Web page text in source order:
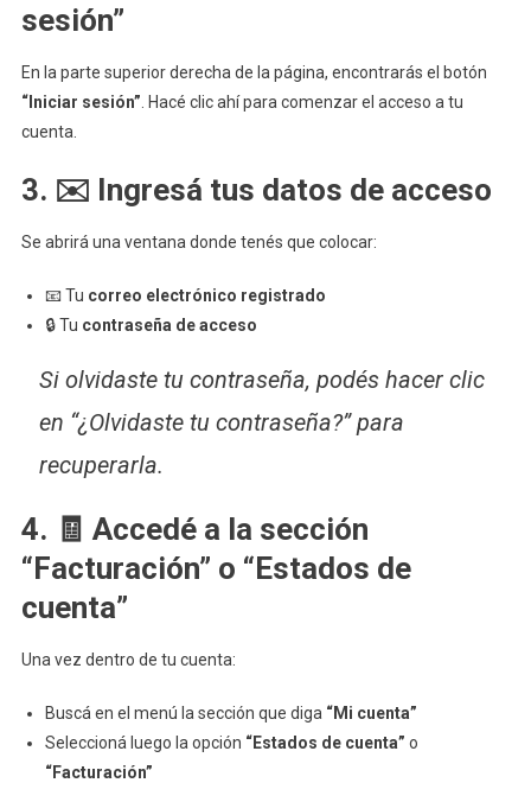
sesión”
En la parte superior derecha de la página, encontrarás el botón
“Iniciar sesión” . Hacé clic ahí para comenzar el acceso a tu
cuenta.
3. ✉️ Ingresá tus datos de acceso
Se abrirá una ventana donde tenés que colocar:
📧 Tu correo electrónico registrado
🔒 Tu contraseña de acceso
Si olvidaste tu contraseña, podés hacer clic
en “¿Olvidaste tu contraseña?” para
recuperarla.
4. 🧾 Accedé a la sección
“Facturación” o “Estados de
cuenta”
Una vez dentro de tu cuenta:
Buscá en el menú la sección que diga “Mi cuenta”
Seleccioná luego la opción “Estados de cuenta” o
“Facturación”